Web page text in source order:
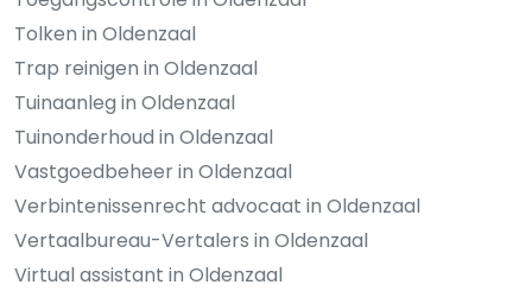
Tolken in Oldenzaal
Trap reinigen in Oldenzaal
Tuinaanleg in Oldenzaal
Tuinonderhoud in Oldenzaal
Vastgoedbeheer in Oldenzaal
Verbintenissenrecht advocaat in Oldenzaal
Vertaalbureau-Vertalers in Oldenzaal
Virtual assistant in Oldenzaal